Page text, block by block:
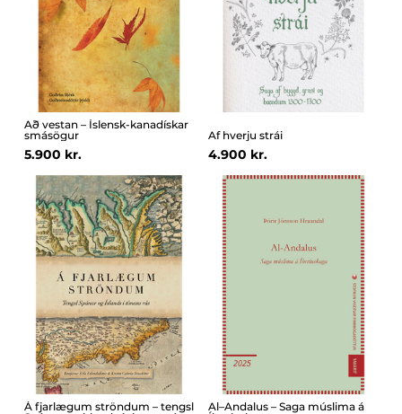
Að vestan – Íslensk-kanadískar
smásögur
5.900 kr.
Af hverju strái
4.900 kr.
Á fjarlægum ströndum – tengsl
Al–Andalus – Saga múslima á